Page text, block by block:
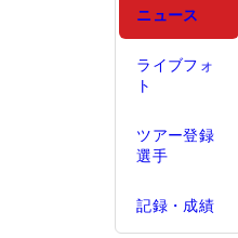
ニュース
ライブフォ
ト
ツアー登録
選手
記録・成績